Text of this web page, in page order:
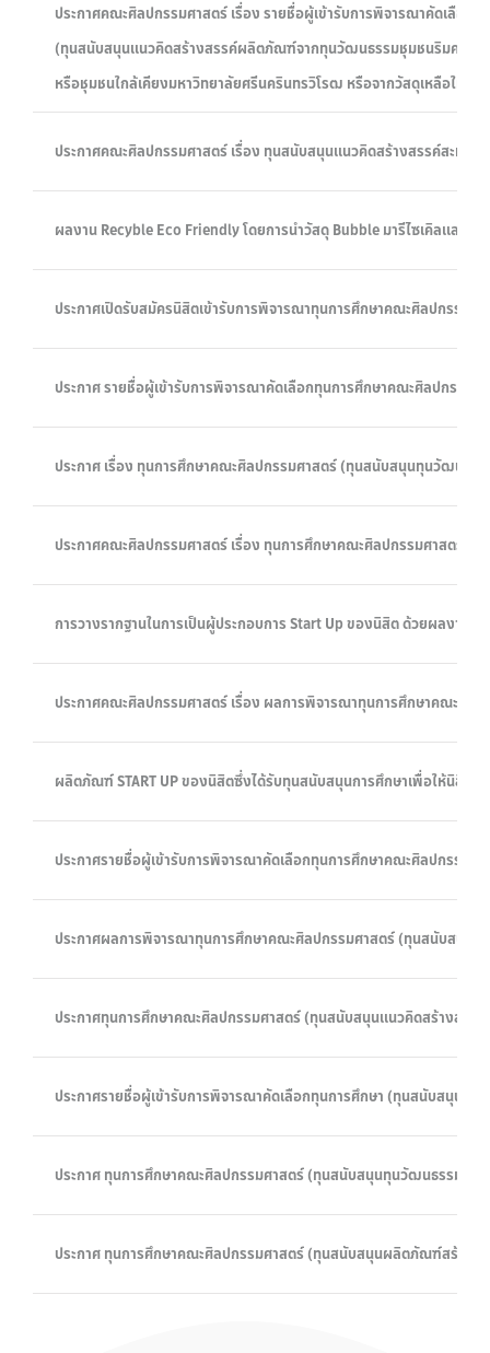
ประกาศคณะศิลปกรรมศาสตร์ เรื่อง รายชื่อผู้เข้ารับการพิจารณาคัดเลือก
(ทุนสนับสนุนแนวคิดสร้างสรรค์ผลิตภัณฑ์จากทุนวัฒนธรรมชุมชนริมคลอ
หรือชุมชนใกล้เคียงมหาวิทยาลัยศรีนครินทรวิโรฒ หรือจากวัสดุเหลือใช้ปร
ประกาศคณะศิลปกรรมศาสตร์ เรื่อง ทุนสนับสนุนแนวคิดสร้างสรรค์สะท้อ
ผลงาน Recyble Eco Friendly โดยการนำวัสดุ Bubble มารีไซเคิลแล
ประกาศเปิดรับสมัครนิสิตเข้ารับการพิจารณาทุนการศึกษาคณะศิลปกรร
ประกาศ รายชื่อผู้เข้ารับการพิจารณาคัดเลือกทุนการศึกษาคณะศิลปกร
ประกาศ เรื่อง ทุนการศึกษาคณะศิลปกรรมศาสตร์ (ทุนสนับสนุนทุนวัฒนธ
ประกาศคณะศิลปกรรมศาสตร์ เรื่อง ทุนการศึกษาคณะศิลปกรรมศาสตร์
การวางรากฐานในการเป็นผู้ประกอบการ Start Up ของนิสิต ด้วยผลงา
ประกาศคณะศิลปกรรมศาสตร์ เรื่อง ผลการพิจารณาทุนการศึกษาคณะศิ
ผลิตภัณฑ์ START UP ของนิสิตซึ่งได้รับทุนสนับสนุนการศึกษาเพื่อให้นิสิต
ประกาศรายชื่อผู้เข้ารับการพิจารณาคัดเลือกทุนการศึกษาคณะศิลปกรร
ประกาศผลการพิจารณาทุนการศึกษาคณะศิลปกรรมศาสตร์ (ทุนสนับสนุ
ประกาศทุนการศึกษาคณะศิลปกรรมศาสตร์ (ทุนสนับสนุนแนวคิดสร้างส
ประกาศรายชื่อผู้เข้ารับการพิจารณาคัดเลือกทุนการศึกษา (ทุนสนับสนุน
ประกาศ ทุนการศึกษาคณะศิลปกรรมศาสตร์ (ทุนสนับสนุนทุนวัฒนธรรมชุม
ประกาศ ทุนการศึกษาคณะศิลปกรรมศาสตร์ (ทุนสนับสนุนผลิตภัณฑ์สร้าง